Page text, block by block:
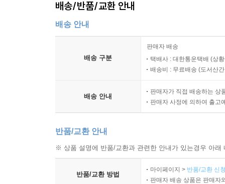
배송/반품/교환 안내
배송 안내
배송 구분
판매자 배송
택배사 : 대한통운택배 (상
배송비 : 무료배송 (도서산
배송 안내
판매자가 직접 배송하는 상
판매자 사정에 의하여 출고
반품/교환 안내
※ 상품 설명에 반품/교환과 관련한 안내가 있는경우 아
반품/교환 방법
마이페이지 > 반품/교환 신
판매자 배송 상품은 판매자